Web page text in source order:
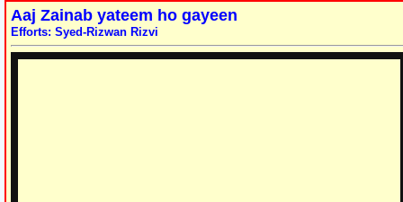
Aaj Zainab yateem ho gayeen
Efforts: Syed-Rizwan Rizvi